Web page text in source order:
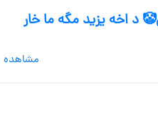
حضوری🤡 د اخه یزید مگه ما خار
مشاهده